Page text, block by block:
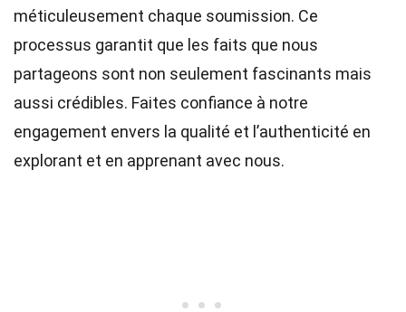
méticuleusement chaque soumission. Ce
processus garantit que les faits que nous
partageons sont non seulement fascinants mais
aussi crédibles. Faites confiance à notre
engagement envers la qualité et l’authenticité en
explorant et en apprenant avec nous.